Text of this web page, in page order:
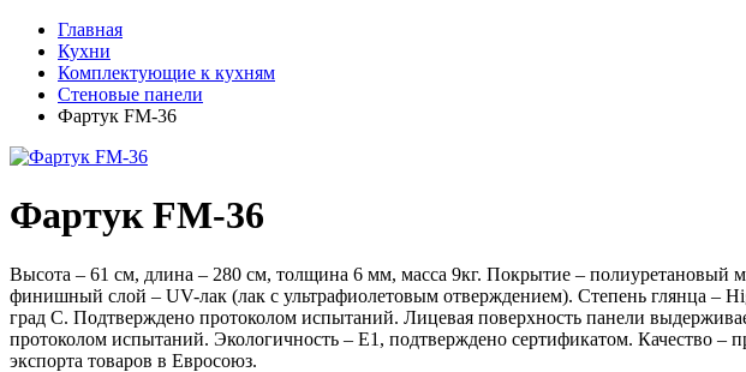
Главная
Кухни
Комплектующие к кухням
Стеновые панели
Фартук FM-36
Фартук FM-36
Высота – 61 см, длина – 280 см, толщина 6 мм, масса 9кг. Покрытие –
финишный слой – UV-лак (лак с ультрафиолетовым отверждением). Степень глянца –
град С. Подтверждено протоколом испытаний. Лицевая поверхность панели
протоколом испытаний. Экологичность – Е1, подтверждено сертификатом. Качество
экспорта товаров в Евросоюз.